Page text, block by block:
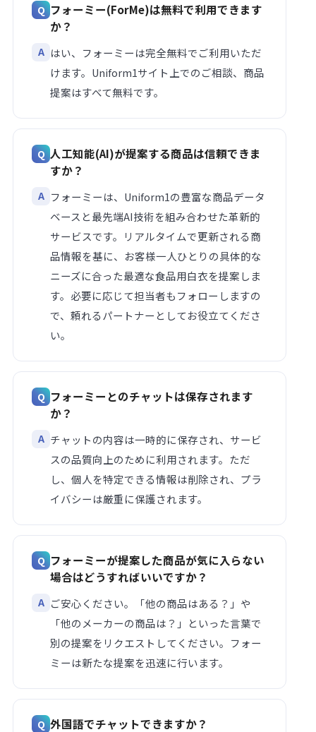
フォーミー(ForMe)は無料で利用できます
か？
はい、フォーミーは完全無料でご利用いただ
けます。Uniform1サイト上でのご相談、商品
提案はすべて無料です。
人工知能(AI)が提案する商品は信頼できま
すか？
フォーミーは、Uniform1の豊富な商品データ
ベースと最先端AI技術を組み合わせた革新的
サービスです。リアルタイムで更新される商
品情報を基に、お客様一人ひとりの具体的な
ニーズに合った最適な食品用白衣を提案しま
す。必要に応じて担当者もフォローしますの
で、頼れるパートナーとしてお役立てくださ
い。
フォーミーとのチャットは保存されます
か？
チャットの内容は一時的に保存され、サービ
スの品質向上のために利用されます。ただ
し、個人を特定できる情報は削除され、プラ
イバシーは厳重に保護されます。
フォーミーが提案した商品が気に入らない
場合はどうすればいいですか？
ご安心ください。「他の商品はある？」や
「他のメーカーの商品は？」といった言葉で
別の提案をリクエストしてください。フォー
ミーは新たな提案を迅速に行います。
外国語でチャットできますか？